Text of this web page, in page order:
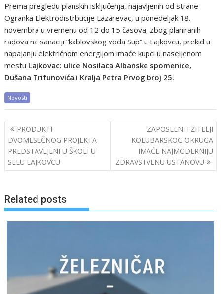
Prema pregledu planskih isključenja, najavljenih od strane
Ogranka Elektrodistrbucije Lazarevac, u ponedeljak 18.
novembra u vremenu od 12 do 15 časova, zbog planiranih
radova na sanaciji “kablovskog voda Sup” u Lajkovcu, prekid u
napajanju električnom energijom imaće kupci u naseljenom
mestu Lajkovac: ulice Nosilaca Albanske spomenice,
Dušana Trifunovića i Kralja Petra Prvog broj 25.
Novosti
Post
navigation
PRODUKTI
DVOMESEČNOG PROJEKTA
PREDSTAVLJENI U ŠKOLI U
SELU LAJKOVCU
ZAPOSLENI I ŽITELJI
KOLUBARSKOG OKRUGA
IMAĆE NAJMODERNIJU
ZDRAVSTVENU USTANOVU
Related posts